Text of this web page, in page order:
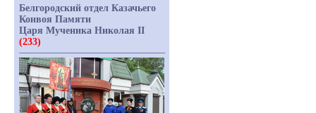
Белгородский отдел Казачьего
Конвоя Памяти
Царя Мученика Николая II
(233)